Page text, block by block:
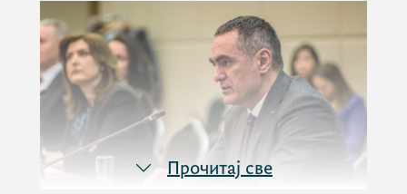
Прочитај све